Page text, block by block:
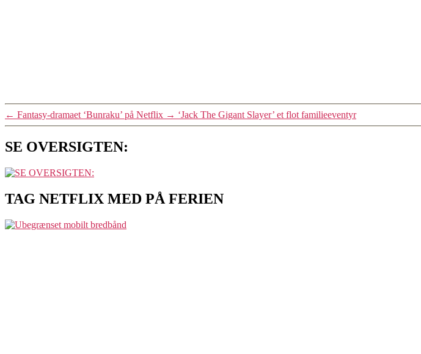
← Fantasy-dramaet ‘Bunraku’ på Netflix → ‘Jack The Gigant Slayer’ et flot familieeventyr
SE OVERSIGTEN:
TAG NETFLIX MED PÅ FERIEN